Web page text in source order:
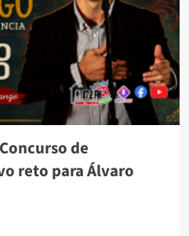
de
reto para Álvaro